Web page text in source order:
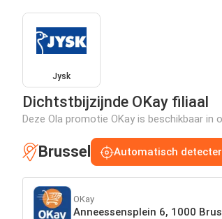
Jysk
Dichtstbijzijnde OKay filiaal
Deze Ola promotie OKay is beschikbaar
Brussel Automatisch
OKay
Anneessensplein 6, 1000